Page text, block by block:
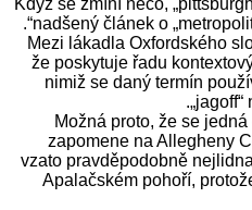
nadšený článek o
Mezi lákadla Oxfordského
že poskytuje řadu
nimiž se daný termín
Možná proto, že se
zapomene na Allegheny
vzato pravděpodobně
Apalačském pohoří,